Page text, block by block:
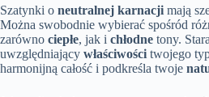
Szatynki o neutralnej karnacji mają
Można swobodnie wybierać spośród
zarówno ciepłe, jak i chłodne tony.
uwzględniający właściwości twojego
harmonijną całość i podkreśla twoje